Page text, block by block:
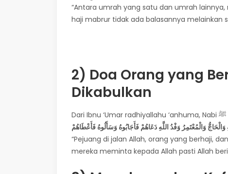
“Antara umrah yang satu dan umrah
haji mabrur tidak ada balasannya melainkan
2) Doa Orang yang
Dikabulkan
وَالْمُعْتَمِرُ وَفْدُ اللَّهِ دَعَاهُمْ فَأَجَابُوهُ وَسَأَلُوهُ فَأَعْطَاهُمْ
“Pejuang di jalan Allah, orang yang berhaji,
mereka meminta kepada Allah pasti Allah